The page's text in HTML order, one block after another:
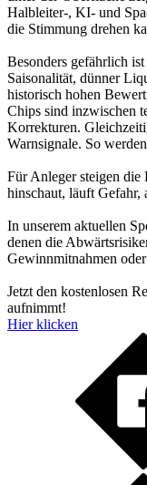
Halbleiter-, KI- und
die Stimmung drehen
Besonders gefährlich
Saisonalität, dünner
historisch hohen
Chips sind inzwischen
Korrekturen.
Warnsignale. So
Für Anleger steigen die
hinschaut, läuft Gefahr,
In unserem aktuellen
denen die
Gewinnmitnahmen
Jetzt den kostenlosen
aufnimmt!
Hier klicken